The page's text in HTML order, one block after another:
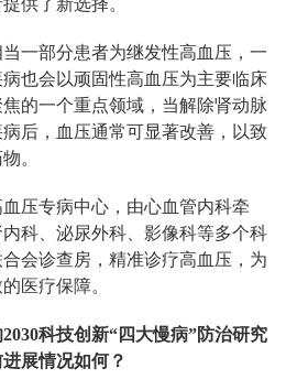
供了新选择。
一部分患者为继发性高血压，一
也会以顽固性高血压为主要临床
的一个重点领域，当解除肾动脉
后，血压通常可显著改善，以致
。
压专病中心，由心血管内科牵
科、泌尿外科、影像科等多个科
会诊查房，精准诊疗高血压，为
医疗保障。
科技创新“四大慢病”防治研究
展情况如何？